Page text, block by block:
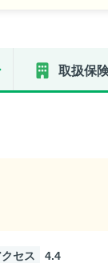
取扱保
セス 4.4